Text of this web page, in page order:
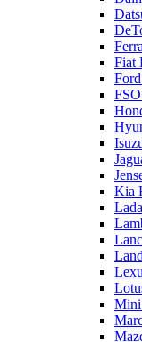
Fiat
Kia
Mini